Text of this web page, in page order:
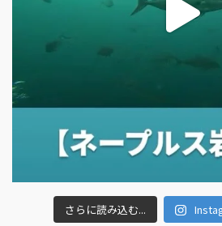
さらに読み込む...